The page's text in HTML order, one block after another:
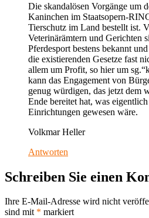
Die skandalösen Vorgänge um
Kaninchen im Staatsopern-
Tierschutz im Land bestellt ist.
Veterinärämtern und Gerichten
Pferdesport bestens bekannt
die existierenden Gesetze fast
allem um Profit, so hier um
kann das Engagement von
genug würdigen, das jetzt dem
Ende bereitet hat, was
Einrichtungen gewesen wäre.
Volkmar Heller
Antworten
Schreiben Sie einen
Ihre E-Mail-Adresse wird nicht
sind mit * markiert